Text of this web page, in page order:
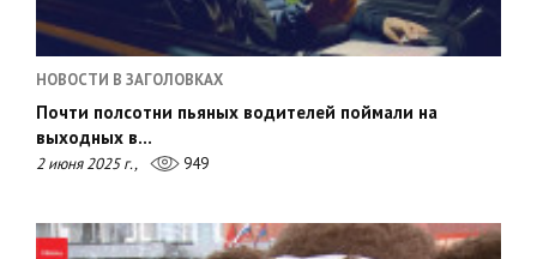
НОВОСТИ В ЗАГОЛОВКАХ
Почти полсотни пьяных водителей поймали на
выходных в…
2 июня 2025 г., 949